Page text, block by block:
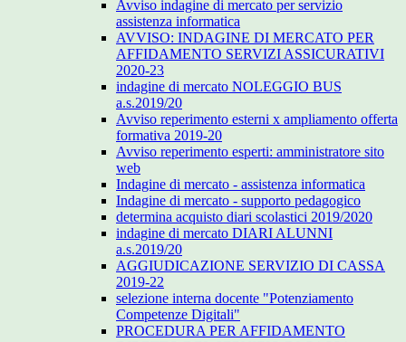
Avviso indagine di mercato per servizio
assistenza informatica
AVVISO: INDAGINE DI MERCATO PER
AFFIDAMENTO SERVIZI ASSICURATIVI
2020-23
indagine di mercato NOLEGGIO BUS
a.s.2019/20
Avviso reperimento esterni x ampliamento offerta
formativa 2019-20
Avviso reperimento esperti: amministratore sito
web
Indagine di mercato - assistenza informatica
Indagine di mercato - supporto pedagogico
determina acquisto diari scolastici 2019/2020
indagine di mercato DIARI ALUNNI
a.s.2019/20
AGGIUDICAZIONE SERVIZIO DI CASSA
2019-22
selezione interna docente "Potenziamento
Competenze Digitali"
PROCEDURA PER AFFIDAMENTO